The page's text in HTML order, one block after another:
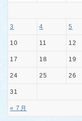
« 7月
3 4 5
10 11 12
17 18 19
24 25 26
31